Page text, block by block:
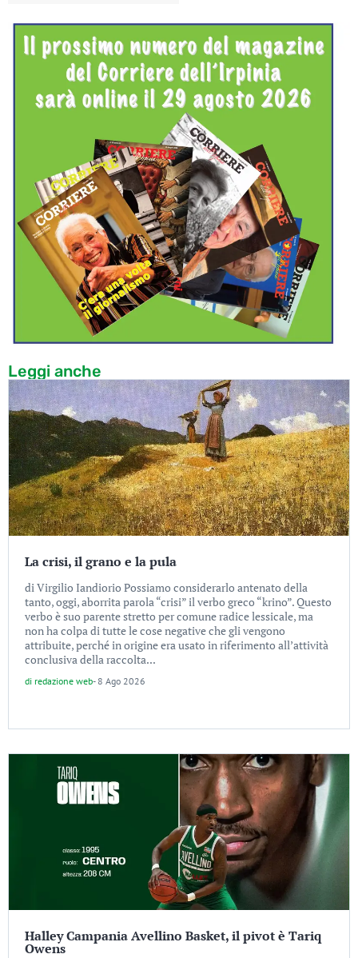
Leggi anche
La crisi, il grano e la pula
di Virgilio Iandiorio Possiamo considerarlo antenato della
tanto, oggi, aborrita parola “crisi” il verbo greco “krino”. Questo
verbo è suo parente stretto per comune radice lessicale, ma
non ha colpa di tutte le cose negative che gli vengono
attribuite, perché in origine era usato in riferimento all’attività
conclusiva della raccolta...
di redazione web- 8 Ago 2026
Halley Campania Avellino Basket, il pivot è Tariq
Owens